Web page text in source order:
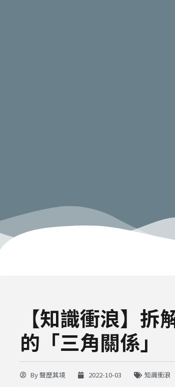
【知識衝浪】
的「三角關係」
By聲歷其境 2022-10-03 知識衝浪